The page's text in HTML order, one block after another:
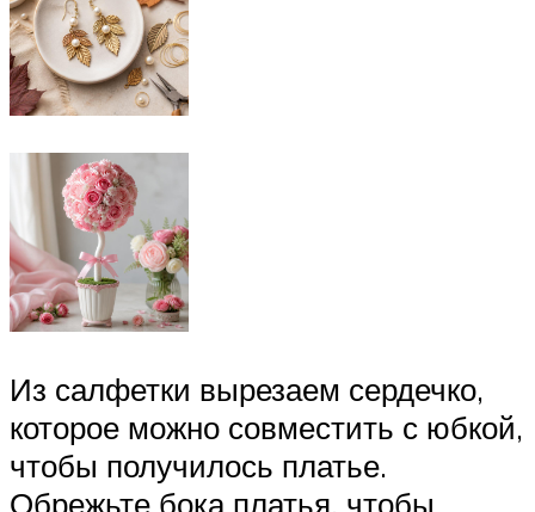
Из салфетки вырезаем сердечко,
которое можно совместить с юбкой,
чтобы получилось платье.
Обрежьте бока платья, чтобы